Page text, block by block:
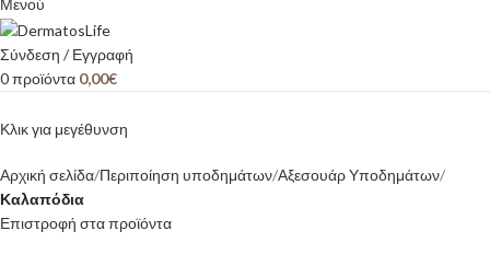
Μενού
Σύνδεση / Εγγραφή
0προϊόντα 0,00€
Κλικ για μεγέθυνση
Αρχική σελίδα Περιποίηση υποδημάτων Αξεσουάρ Υποδημάτων
Καλαπόδια
Επιστροφή στα προϊόντα